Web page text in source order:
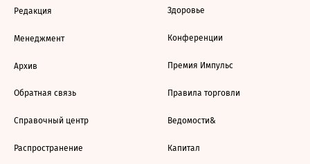
Редакция
Менеджмент
Архив
Обратная связь
Справочный центр
Распространение
Здоровье
Конференции
Премия Импульс
Правила торговли
Ведомости&
Капитал